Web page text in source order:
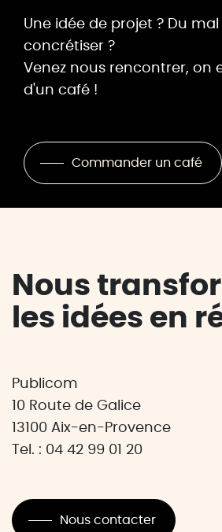
Une idée de projet ? Du mal
concrétiser ?
Venez nous rencontrer, on
d'un café !
Commander un café
Nous
les idées en
Publicom
10 Route de Galice
13100 Aix-en-Provence
Tel. : 04 42 99 01 20
Nous contacter